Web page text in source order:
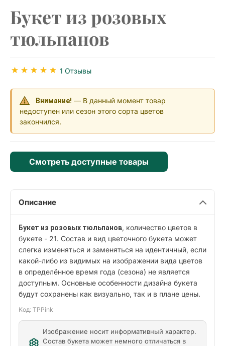
Букет из розовых
тюльпанов
1 Отзывы
Внимание! — В данный момент товар
недоступен или сезон этого сорта цветов
закончился.
Смотреть доступные товары
Описание
Букет из розовых тюльпанов, количество цветов в
букете - 21. Состав и вид цветочного букета может
слегка изменяться и заменяться на идентичный, если
какой-либо из видимых на изображении вида цветов
в определённое время года (сезона) не является
доступным. Основные особенности дизайна букета
будут сохранены как визуально, так и в плане цены.
Kод: TPPink
Изображение носит информативный характер.
Состав букета может немного отличаться в